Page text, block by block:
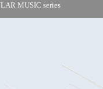
MUSIC series